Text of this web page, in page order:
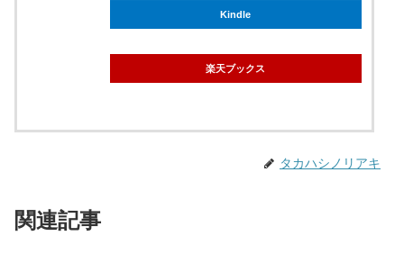
Kindle
楽天ブックス
タカハシノリアキ
関連記事